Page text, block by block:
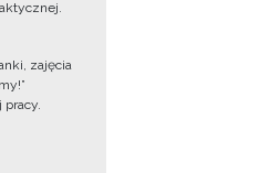
zajęcia
pracy.